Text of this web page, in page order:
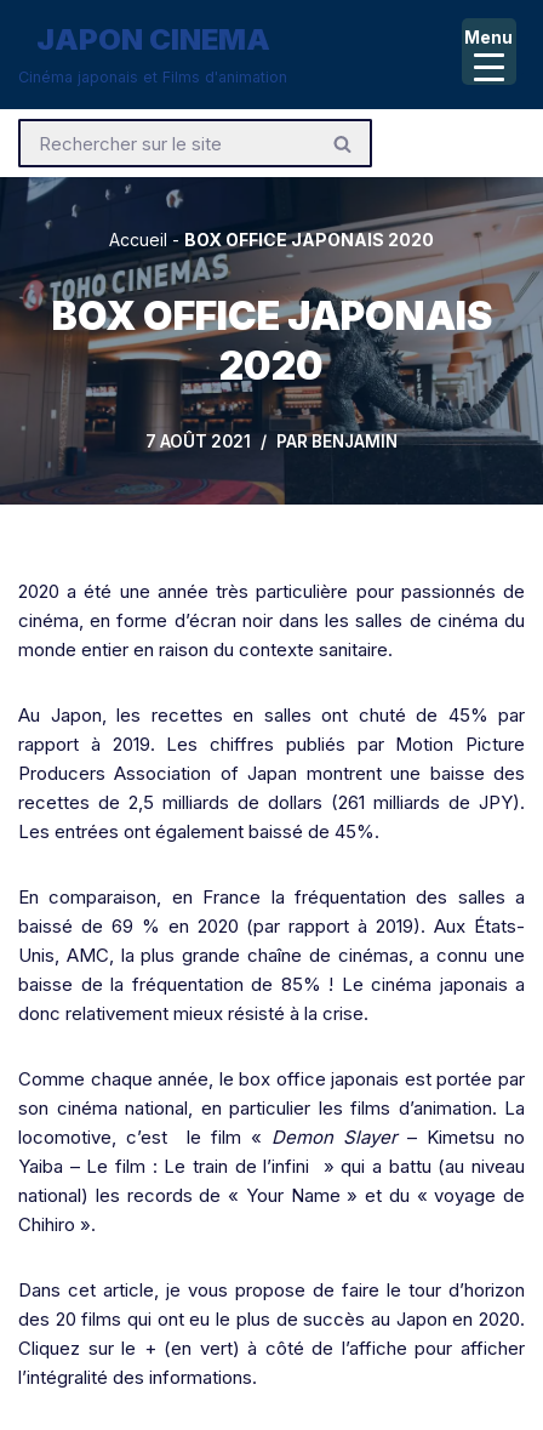
Aller
contenu
JAPON CINEMA
Cinéma japonais et Films d'animation
Accueil - BOX OFFICE JAPONAIS 2020
BOX OFFICE JAPONAIS
2020
7 AOÛT 2021 PARBENJAMIN
2020 a été une année très particulière pour passionnés de
cinéma, en forme d’écran noir dans les salles de cinéma du
monde entier en raison du contexte sanitaire.
Au Japon, les recettes en salles ont chuté de 45% par
rapport à 2019. Les chiffres publiés par Motion Picture
Producers Association of Japan montrent une baisse des
recettes de 2,5 milliards de dollars (261 milliards de JPY).
Les entrées ont également baissé de 45%.
En comparaison, en France la fréquentation des salles a
baissé de 69 % en 2020 (par rapport à 2019). Aux États-
Unis, AMC, la plus grande chaîne de cinémas, a connu une
baisse de la fréquentation de 85% ! Le cinéma japonais a
donc relativement mieux résisté à la crise.
Comme chaque année, le box office japonais est portée par
son cinéma national, en particulier les films d’animation. La
locomotive, c’est le film « Demon Slayer– Kimetsu no
Yaiba – Le film : Le train de l’infini » qui a battu (au niveau
national) les records de « Your Name » et du « voyage de
Chihiro ».
Dans cet article, je vous propose de faire le tour d’horizon
des 20 films qui ont eu le plus de succès au Japon en 2020.
Cliquez sur le + (en vert) à côté de l’affiche pour afficher
l’intégralité des informations.
Menu